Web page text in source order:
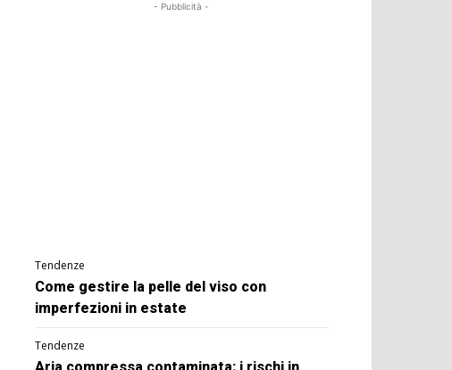
- Pubblicità -
Tendenze
Come gestire la pelle del viso con
imperfezioni in estate
Tendenze